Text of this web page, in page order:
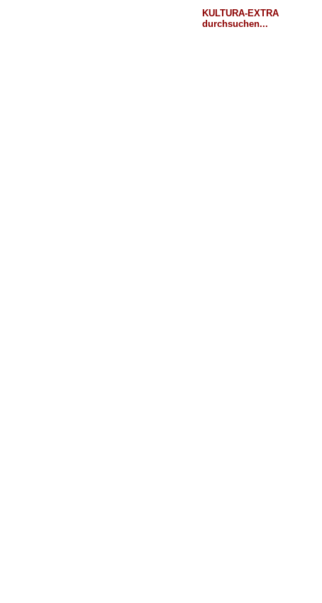
KULTURA-EXTRA
durchsuchen...